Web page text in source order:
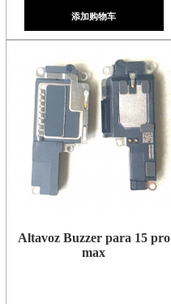
添加购物车
Altavoz Buzzer para 15 pro
max